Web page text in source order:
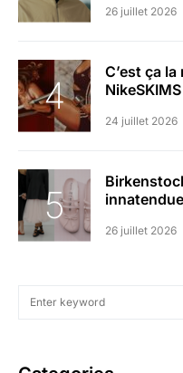
26 juillet 2026
C’est ça
24 juillet 2026
innatendue
26 juillet 2026